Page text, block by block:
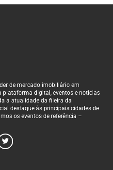
de mercado imobiliário em
plataforma digital, eventos e notícias
a atualidade da fileira da
destaque às principais cidades de
os eventos de referência –